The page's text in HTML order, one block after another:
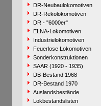
DR-Neubaulokomotiven
DR-Rekolokomotiven
DR - "6000er"
ELNA-Lokomotiven
Industrielokomotiven
Feuerlose Lokomotiven
Sonderkonstruktionen
SAAR (1920 - 1935)
DB-Bestand 1968
DR-Bestand 1970
Auslandsbestände
Lokbestandslisten